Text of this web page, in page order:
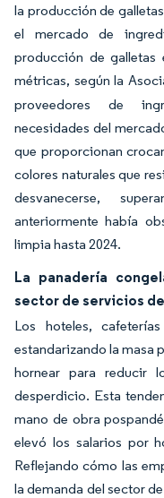
la producción de
el mercado de
producción de galletas
métricas, según la
proveedores de
necesidades del
que proporcionan
colores naturales que
desvanecerse,
anteriormente había
limpia hasta 2024.
La panadería
sector de servicios
Los hoteles,
estandarizando la masa
hornear para reducir
desperdicio. Esta
mano de obra
elevó los salarios por
Reflejando cómo las
la demanda del sector